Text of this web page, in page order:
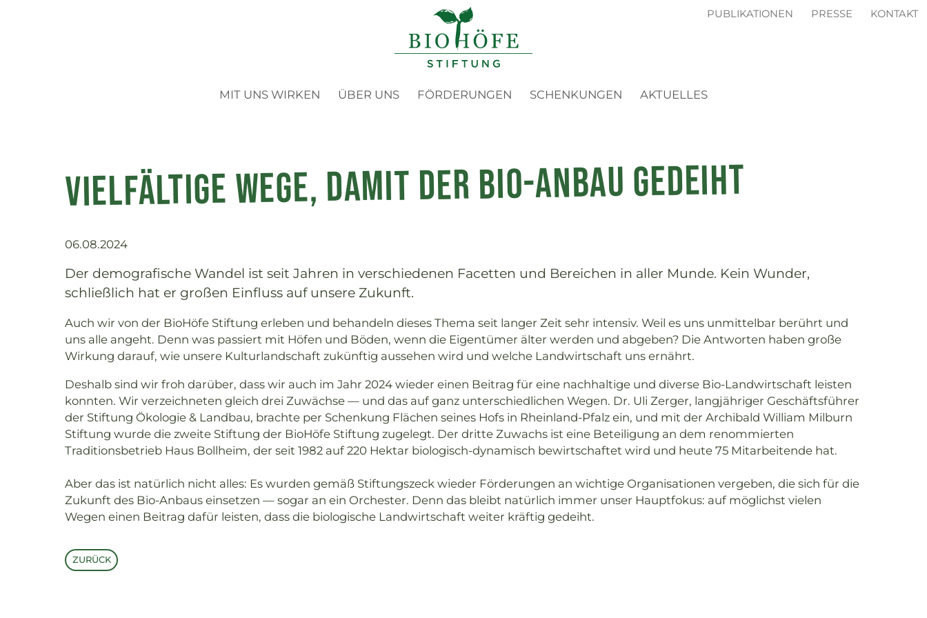
BioBoden | Neuigkeiten Detail PUBLIKATIONEN PRESSE KONTAKT
HAUPTMENÜ
MIT UNS WIRKEN ÜBER UNS FÖRDERUNGEN SCHENKUNGEN AKTUELLES
Vielfältige Wege, damit der Bio-Anbau gedeiht
06.08.2024
Der demografische Wandel ist seit Jahren in verschiedenen Facetten und Bereichen in aller Munde. Kein Wunder,
schließlich hat er großen Einfluss auf unsere Zukunft.
Auch wir von der BioHöfe Stiftung erleben und behandeln dieses Thema seit langer Zeit sehr intensiv. Weil es uns unmittelbar berührt und
uns alle angeht. Denn was passiert mit Höfen und Böden, wenn die Eigentümer älter werden und abgeben? Die Antworten haben große
Wirkung darauf, wie unsere Kulturlandschaft zukünftig aussehen wird und welche Landwirtschaft uns ernährt.
Deshalb sind wir froh darüber, dass wir auch im Jahr 2024 wieder einen Beitrag für eine nachhaltige und diverse Bio-Landwirtschaft leisten
konnten. Wir verzeichneten gleich drei Zuwächse — und das auf ganz unterschiedlichen Wegen. Dr. Uli Zerger, langjähriger Geschäftsführer
der Stiftung Ökologie & Landbau, brachte per Schenkung Flächen seines Hofs in Rheinland-Pfalz ein, und mit der Archibald William Milburn
Stiftung wurde die zweite Stiftung der BioHöfe Stiftung zugelegt. Der dritte Zuwachs ist eine Beteiligung an dem renommierten
Traditionsbetrieb Haus Bollheim, der seit 1982 auf 220 Hektar biologisch-dynamisch bewirtschaftet wird und heute 75 Mitarbeitende hat.
Aber das ist natürlich nicht alles: Es wurden gemäß Stiftungszeck wieder Förderungen an wichtige Organisationen vergeben, die sich für die
Zukunft des Bio-Anbaus einsetzen — sogar an ein Orchester. Denn das bleibt natürlich immer unser Hauptfokus: auf möglichst vielen
Wegen einen Beitrag dafür leisten, dass die biologische Landwirtschaft weiter kräftig gedeiht.
ZURÜCK